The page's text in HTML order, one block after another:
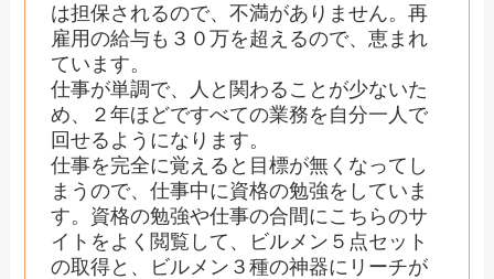
は担保されるので、不満がありません。再
雇用の給与も３０万を超えるので、恵まれ
ています。
仕事が単調で、人と関わることが少ないた
め、２年ほどですべての業務を自分一人で
回せるようになります。
仕事を完全に覚えると目標が無くなってし
まうので、仕事中に資格の勉強をしていま
す。資格の勉強や仕事の合間にこちらのサ
イトをよく閲覧して、ビルメン５点セット
の取得と、ビルメン３種の神器にリーチが